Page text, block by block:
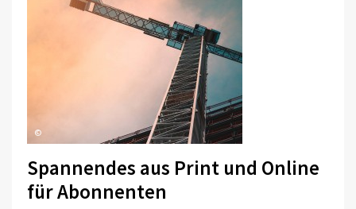
©
Spannendes aus Print und Online
für Abonnenten